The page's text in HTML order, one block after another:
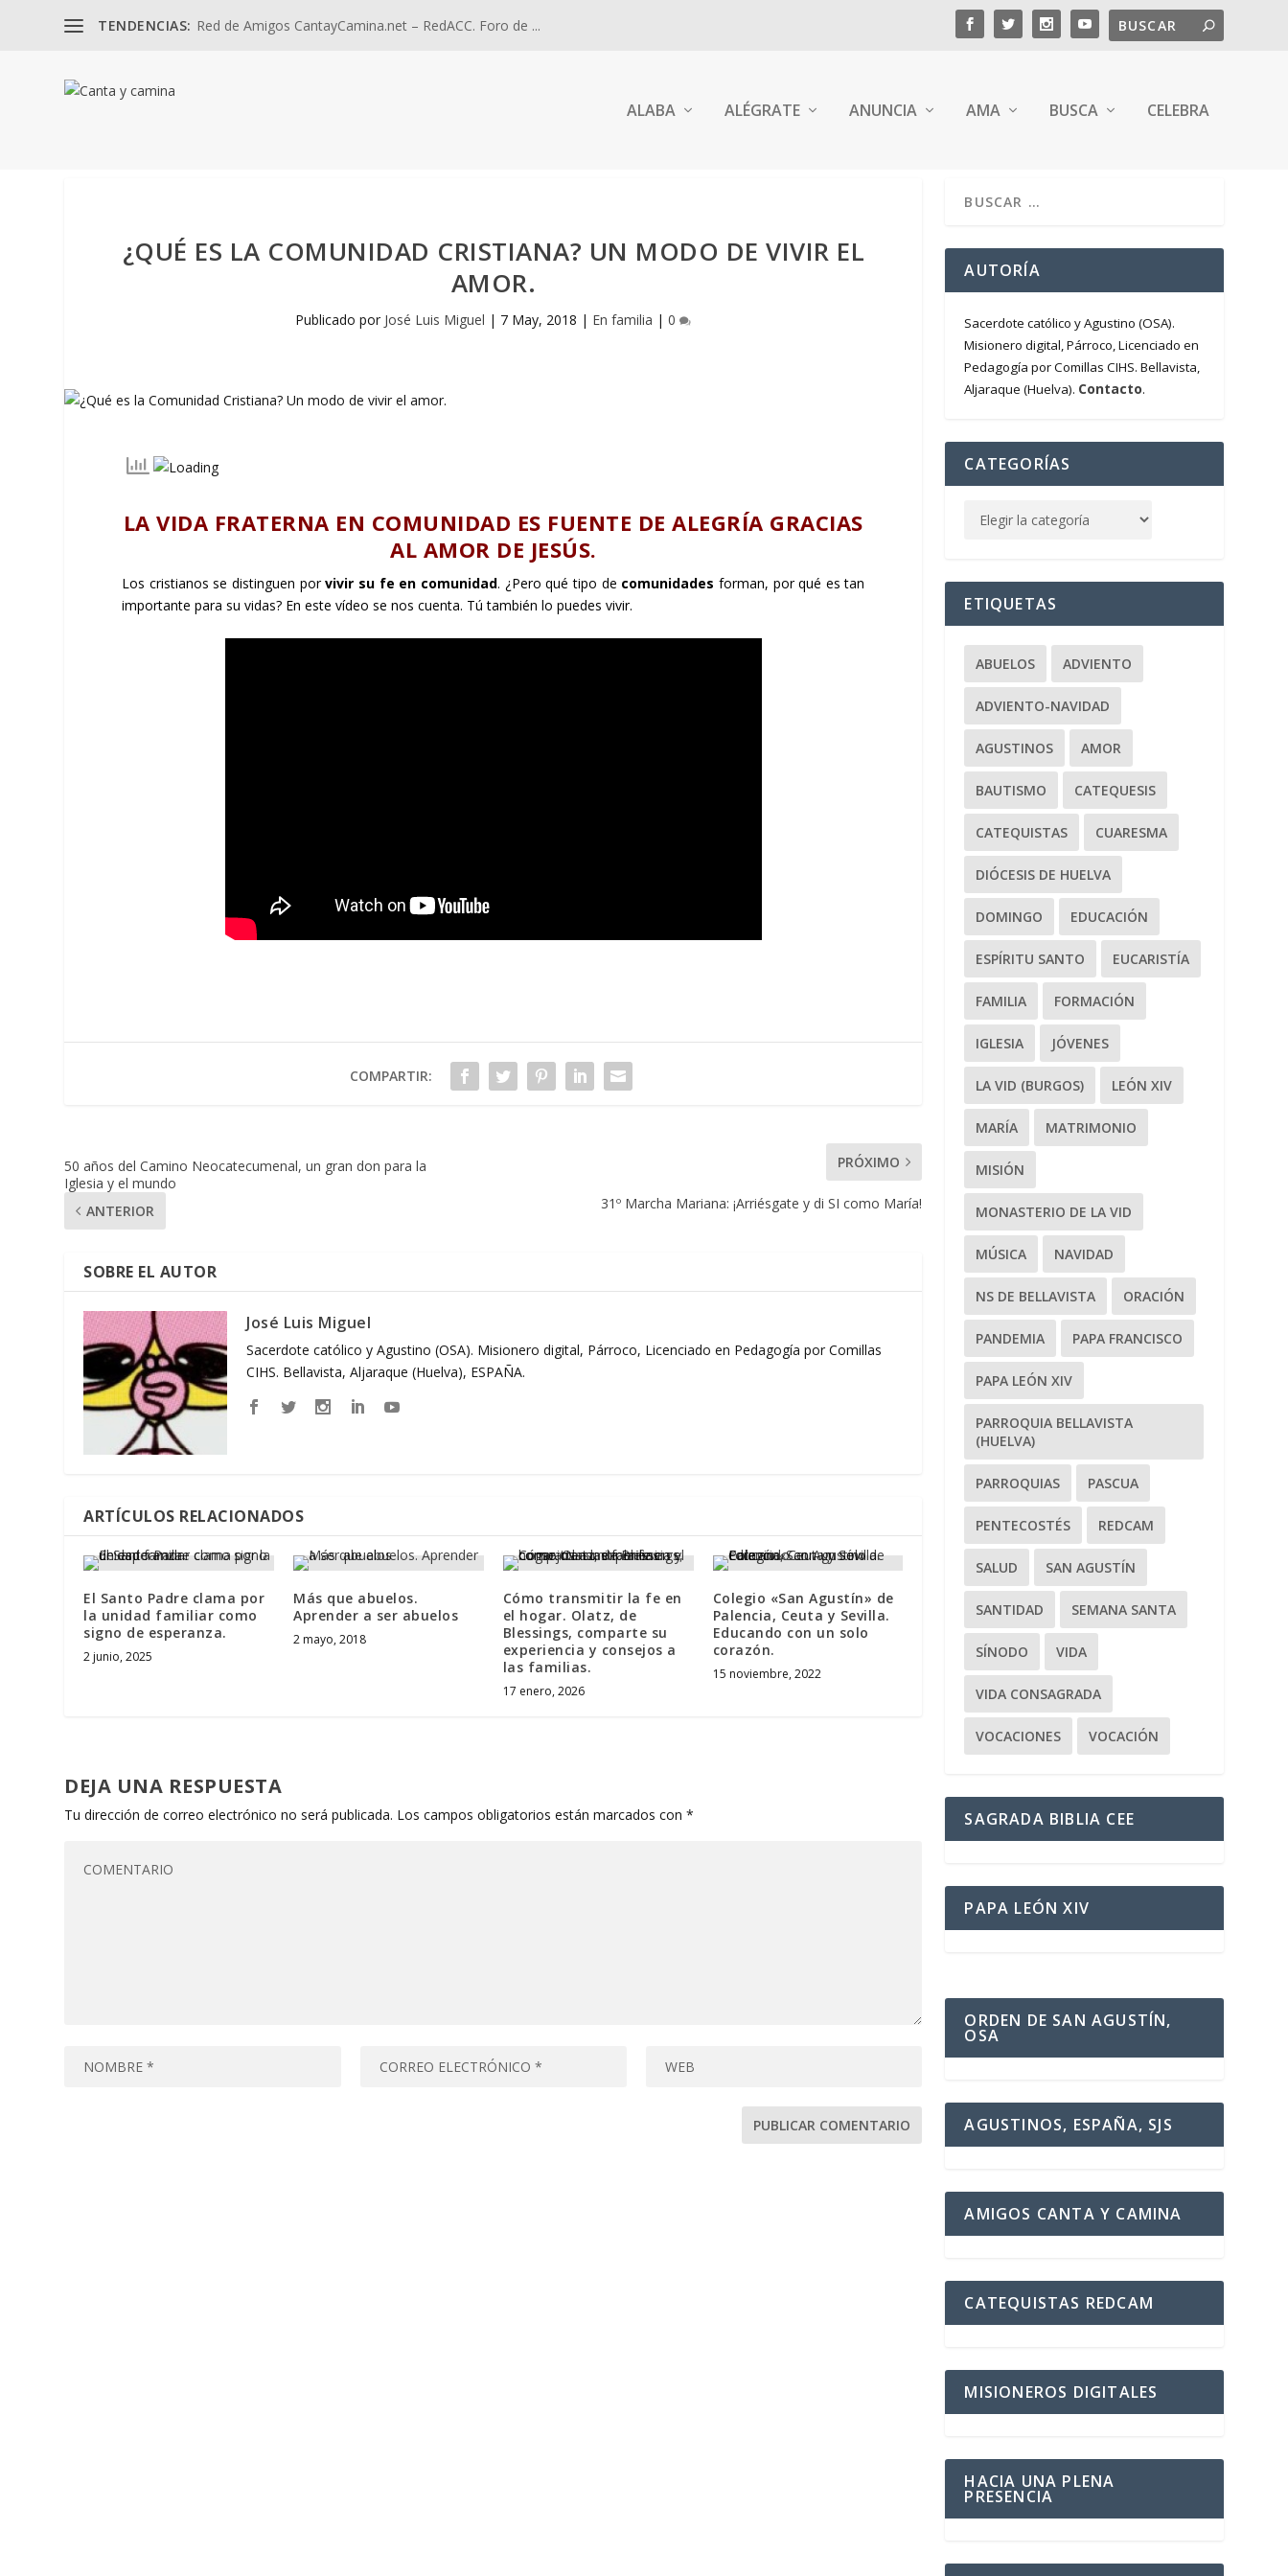
TENDENCIAS: Red de Amigos CantayCamina.net – RedACC. Foro de ...
ALABA ALÉGRATE ANUNCIA AMA BUSCA CELEBRA
¿QUÉ ES LA COMUNIDAD CRISTIANA? UN MODO DE VIVIR EL
AMOR.
Publicado por José Luis Miguel | 7 May, 2018 | En familia |0
LA VIDA FRATERNA EN COMUNIDAD ES FUENTE DE ALEGRÍA GRACIAS
AL AMOR DE JESÚS.
Los cristianos se distinguen porvivir su fe en comunidad. ¿Pero qué tipo de comunidades forman, por qué es tan
importante para su vidas? En este vídeo se nos cuenta. Tú también lo puedes vivir.
COMPARTIR:
50 años del Camino Neocatecumenal, un gran don para la
Iglesia y el mundo
ANTERIOR
PRÓXIMO
31º Marcha Mariana: ¡Arriésgate y di SI como María!
SOBRE EL AUTOR
José Luis Miguel
Sacerdote católico y Agustino (OSA). Misionero digital, Párroco, Licenciado en Pedagogía por Comillas
CIHS. Bellavista, Aljaraque (Huelva), ESPAÑA.
ARTÍCULOS RELACIONADOS
El Santo Padre clama por
la unidad familiar como
signo de esperanza.
2 junio, 2025
Más que abuelos.
Aprender a ser abuelos
2 mayo, 2018
Cómo transmitir la fe en
el hogar. Olatz, de
Blessings, comparte su
experiencia y consejos a
las familias.
17 enero, 2026
Colegio «San Agustín» de
Palencia, Ceuta y Sevilla.
Educando con un solo
corazón.
15 noviembre, 2022
DEJA UNA RESPUESTA
Tu dirección de correo electrónico no será publicada. Los campos obligatorios están marcados con*
AUTORÍA
Sacerdote católico y Agustino (OSA).
Misionero digital, Párroco, Licenciado en
Pedagogía por Comillas CIHS. Bellavista,
Aljaraque (Huelva). Contacto.
CATEGORÍAS
ETIQUETAS
ABUELOS ADVIENTO
ADVIENTO-NAVIDAD
AGUSTINOS AMOR
BAUTISMO CATEQUESIS
CATEQUISTAS CUARESMA
DIÓCESIS DE HUELVA
DOMINGO EDUCACIÓN
ESPÍRITU SANTO EUCARISTÍA
FAMILIA FORMACIÓN
IGLESIA JÓVENES
LA VID (BURGOS) LEÓN XIV
MARÍA MATRIMONIO
MISIÓN
MONASTERIO DE LA VID
MÚSICA NAVIDAD
NS DE BELLAVISTA ORACIÓN
PANDEMIA PAPA FRANCISCO
PAPA LEÓN XIV
PARROQUIA BELLAVISTA
(HUELVA)
PARROQUIAS PASCUA
PENTECOSTÉS REDCAM
SALUD SAN AGUSTÍN
SANTIDAD SEMANA SANTA
SÍNODO VIDA
VIDA CONSAGRADA
VOCACIONES VOCACIÓN
SAGRADA BIBLIA CEE
PAPA LEÓN XIV
ORDEN DE SAN AGUSTÍN,
OSA
AGUSTINOS, ESPAÑA, SJS
AMIGOS CANTA Y CAMINA
CATEQUISTAS REDCAM
MISIONEROS DIGITALES
HACIA UNA PLENA
PRESENCIA